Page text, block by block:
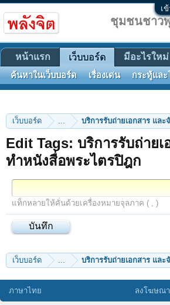
เ
เว็บบอร์ด ... บริการรับถ่ายเอกสาร แล
Edit Tags: บริการรับถ่าย
ทำหนังสื่อพระไตรปิฎก
แท็กหลายให้คั่นด้วยเครื่องหมายจุลภาค ( , )
เว็บบอร์ด ... บริการรับถ่ายเอกสาร แล
ชุมชนชาว
หน้าแรก เว็บบอร์ด
ค้นหาในเว็บบอร์ด เรื่องเด่น กระทู้แล
มีอะไรใหม่
ภาษาไทย ลงโฆษณา